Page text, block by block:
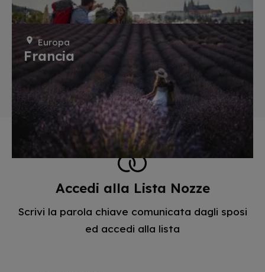
Europa
Francia
Accedi alla Lista Nozze
Scrivi la parola chiave comunicata dagli sposi
ed accedi alla lista